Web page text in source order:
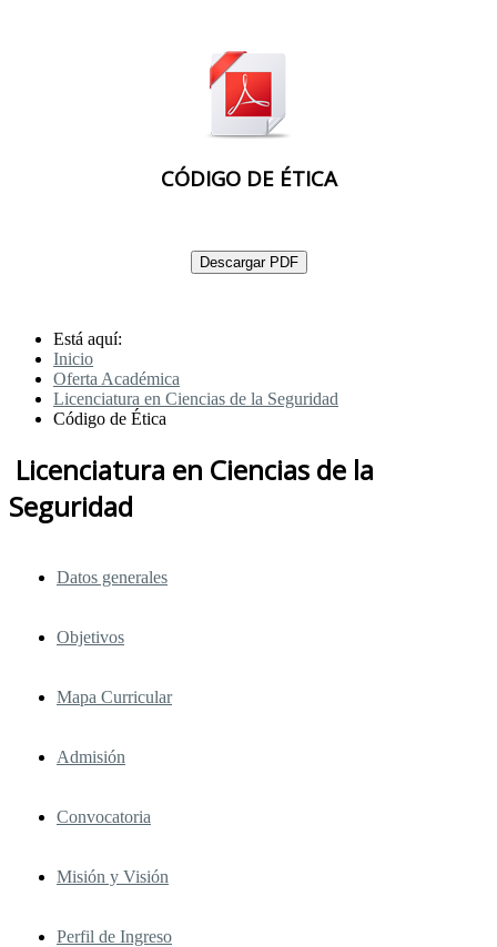
CÓDIGO DE ÉTICA
Descargar PDF
Está aquí:
Inicio
Oferta Académica
Licenciatura en Ciencias de la Seguridad
Código de Ética
Licenciatura en Ciencias de la
Seguridad
Datos generales
Objetivos
Mapa Curricular
Admisión
Convocatoria
Misión y Visión
Perfil de Ingreso